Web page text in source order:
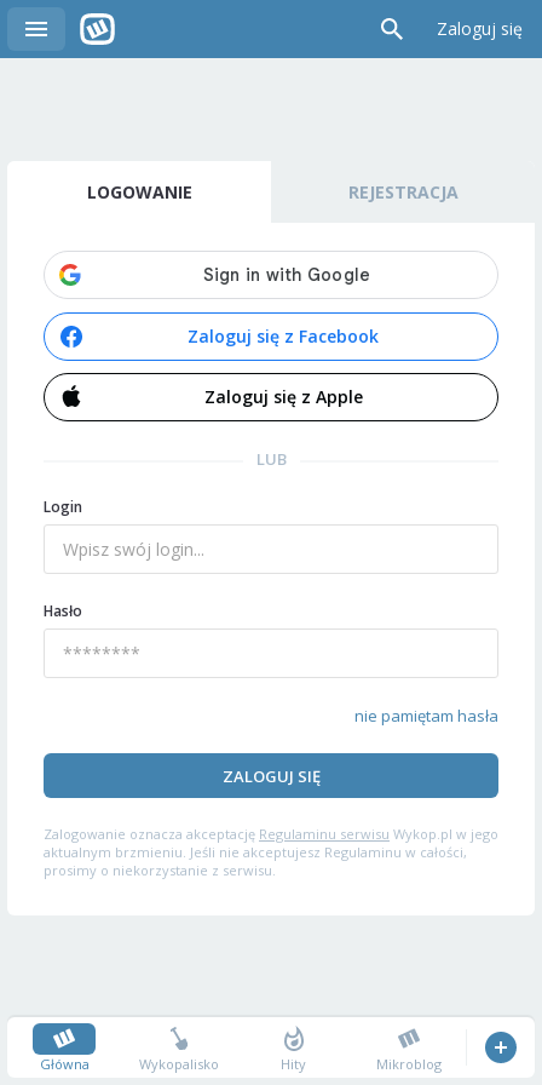
Zaloguj się
LOGOWANIE REJESTRACJA
Zaloguj się z Facebook
Zaloguj się z Apple
LUB
Login
Hasło
nie pamiętam hasła
ZALOGUJ SIĘ
Zalogowanie oznacza akceptację Regulaminu serwisu Wykop.pl w jego
aktualnym brzmieniu. Jeśli nie akceptujesz Regulaminu w całości,
prosimy o niekorzystanie z serwisu.
Główna Wykopalisko Hity Mikroblog